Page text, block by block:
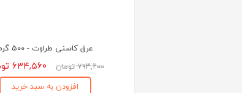
عرق کاسنی طراوت - 500 گرم
۷۹۳,۲۰۰ تومان
۶۳۴,۵۶۰ تومان
افزودن به سبد خرید